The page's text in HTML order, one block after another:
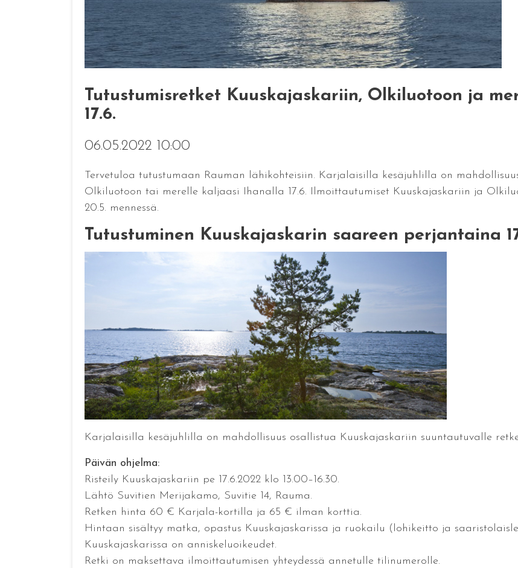
Tutustumisretket Kuuskajaskariin, Olkiluotoon ja
17.6.
06.05.2022 10:00
Tervetuloa tutustumaan Rauman lähikohteisiin. Karjalaisilla kesäjuhlilla on
Olkiluotoon tai merelle kaljaasi Ihanalla 17.6. Ilmoittautumiset Kuuskajaskariin ja
20.5. mennessä.
Tutustuminen Kuuskajaskarin saareen perjantaina
Karjalaisilla kesäjuhlilla on mahdollisuus osallistua Kuuskajaskariin suuntautuvalle
Päivän ohjelma:
Risteily Kuuskajaskariin pe 17.6.2022 klo 13.00–16.30.
Lähtö Suvitien Merijakamo, Suvitie 14, Rauma.
Retken hinta 60 € Karjala-kortilla ja 65 € ilman korttia.
Hintaan sisältyy matka, opastus Kuuskajaskarissa ja ruokailu (lohikeitto ja
Kuuskajaskarissa on anniskeluoikeudet.
Retki on maksettava ilmoittautumisen yhteydessä annetulle tilinumerolle.